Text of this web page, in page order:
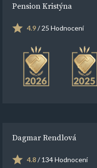
Pension Kristýna
4.9/ 25 Hodnocení
Dagmar Rendlová
4.8/ 134 Hodnocení